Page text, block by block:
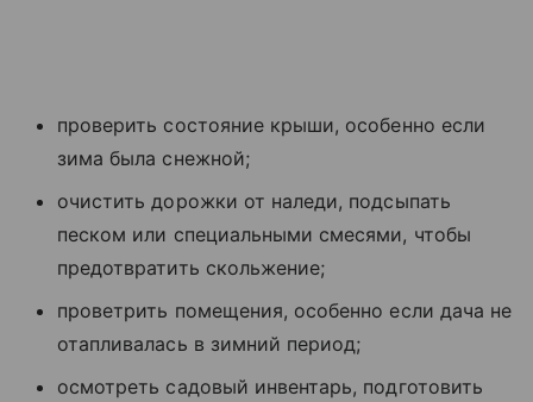
проверить состояние крыши, особенно если
зима была снежной;
очистить дорожки от наледи, подсыпать
песком или специальными смесями, чтобы
предотвратить скольжение;
проветрить помещения, особенно если дача не
отапливалась в зимний период;
осмотреть садовый инвентарь, подготовить